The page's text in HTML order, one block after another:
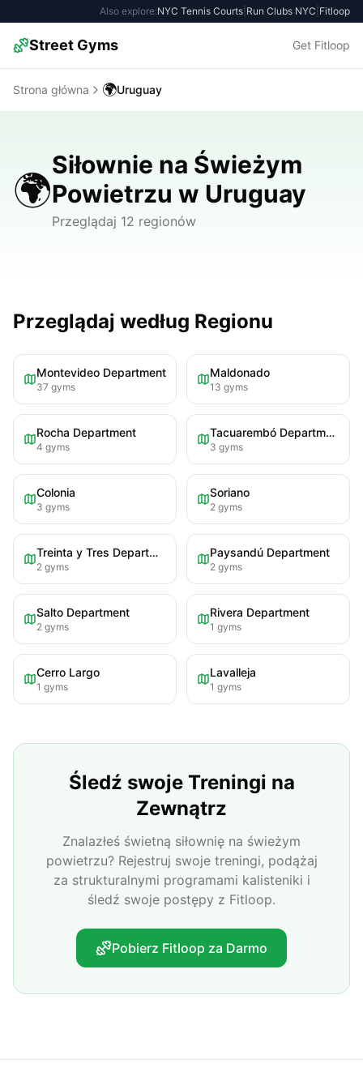
Also explore:NYC Tennis Courts Run Clubs NYC Fitloop
Street Gyms Get Fitloop
Strona główna 🌍Uruguay
🌍
Siłownie na Świeżym
Powietrzu w Uruguay
Przeglądaj 12 regionów
Przeglądaj według Regionu
Montevideo Department
37 gyms
Maldonado
13 gyms
Rocha Department
4 gyms
Tacuarembó Department
3 gyms
Colonia
3 gyms
Soriano
2 gyms
Treinta y Tres Department
2 gyms
Paysandú Department
2 gyms
Salto Department
2 gyms
Rivera Department
1 gyms
Cerro Largo
1 gyms
Lavalleja
1 gyms
Śledź swoje Treningi na
Zewnątrz
Znalazłeś świetną siłownię na świeżym
powietrzu? Rejestruj swoje treningi, podążaj
za strukturalnymi programami kalisteniki i
śledź swoje postępy z Fitloop.
Pobierz Fitloop za Darmo